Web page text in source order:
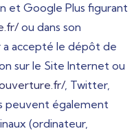
et Google Plus figurant
ou dans son
a accepté le dépôt de
sur le Site Internet ou
, Twitter,
peuvent également
(ordinateur,